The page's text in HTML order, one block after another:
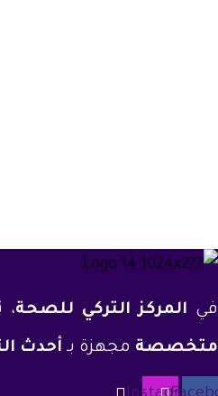
في المركز التركي للصحة،
متخصصة مجهزة بـ أحدث